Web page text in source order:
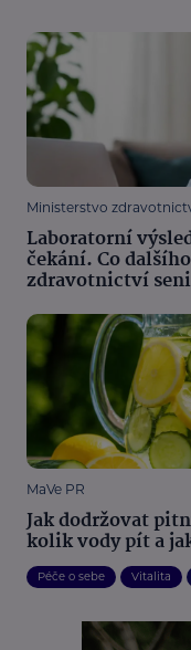
Ministerstvo
Laboratorní
čekání. Co
zdravotnictví
MaVe PR
Jak dodržovat
kolik vody pít a
Péče o sebe Vitalita